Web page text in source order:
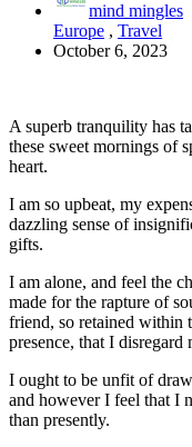
mind mingles
Europe , Travel
October 6, 2023
A superb tranquility has
these sweet mornings of
heart.
I am so upbeat, my
dazzling sense of
gifts.
I am alone, and feel the
made for the rapture of
friend, so retained within
presence, that I disregard
I ought to be unfit of
and however I feel that I
than presently.